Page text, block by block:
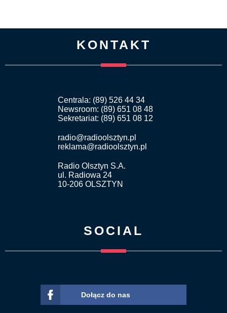
KONTAKT
Centrala: (89) 526 44 34
Newsroom: (89) 651 08 48
Sekretariat: (89) 651 08 12
radio@radioolsztyn.pl
reklama@radioolsztyn.pl
Radio Olsztyn S.A.
ul. Radiowa 24
10-206 OLSZTYN
SOCIAL
Dołącz do nas